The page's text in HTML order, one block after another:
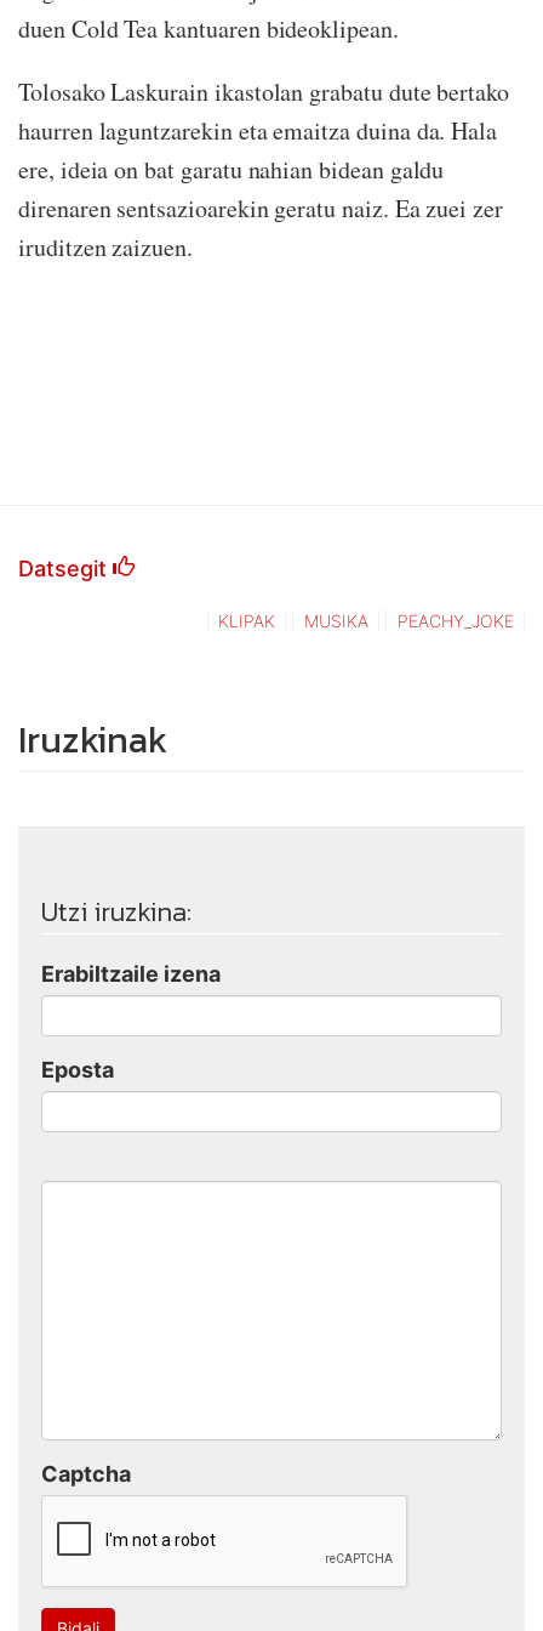
duen Cold Tea kantuaren bideoklipean.
Tolosako Laskurain ikastolan grabatu dute bertako
haurren laguntzarekin eta emaitza duina da. Hala
ere, ideia on bat garatu nahian bidean galdu
direnaren sentsazioarekin geratu naiz. Ea zuei zer
iruditzen zaizuen.
Datsegit
KLIPAK MUSIKA PEACHY_JOKE
Iruzkinak
Utzi iruzkina:
Erabiltzaile izena
Eposta
Captcha